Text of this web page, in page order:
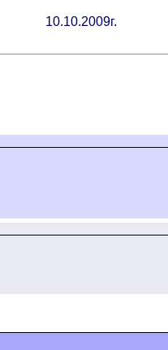
10.10.2009г.